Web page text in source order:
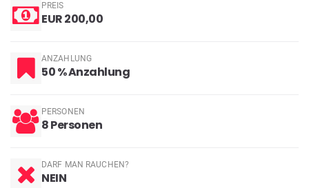
PREIS
EUR 200,00
ANZAHLUNG
50 % Anzahlung
PERSONEN
8 Personen
DARF MAN RAUCHEN?
NEIN